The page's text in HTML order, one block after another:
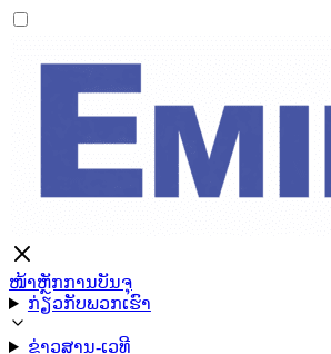
ໜ້າຫຼັກການບັນຈຸ
ກ່ຽວກັບພວກເຮົາ
ຂ່າວສານ-ເວທີ